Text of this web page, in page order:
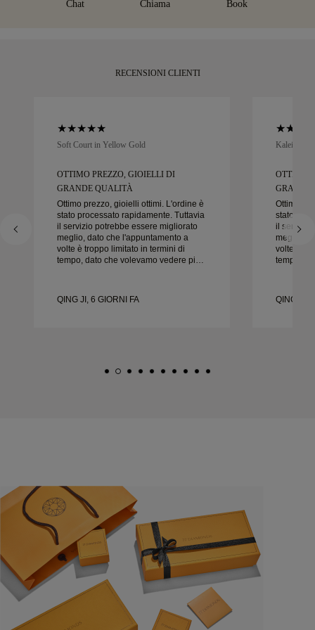
Chat Chiama Book
RECENSIONI CLIENTI
Soft Court in Yellow Gold
OTTIMO PREZZO, GIOIELLI DI
GRANDE QUALITÀ
Ottimo prezzo, gioielli ottimi. L'ordine è
stato processato rapidamente. Tuttavia
il servizio potrebbe essere migliorato
meglio, dato che l'appuntamento a
volte è troppo limitato in termini di
tempo, dato che volevamo vedere più
gioielli di buona qualità. Moglie è
QING JI, 6 GIORNI FA
Kaleida
OTTIMO
GRANDE
Ottimo
stato
il servizio
meglio,
volte è
tempo,
gioielli di
QING JI,